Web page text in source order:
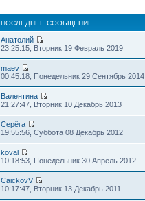
ПОСЛЕДНЕЕ СООБЩЕНИЕ
Анатолий
23:25:15, Вторник 19 Февраль 2019
maev
00:45:18, Понедельник 29 Сентябрь 2014
Валентина
21:27:47, Вторник 10 Декабрь 2013
Серёга
19:55:56, Суббота 08 Декабрь 2012
koval
10:18:53, Понедельник 30 Апрель 2012
CaickovV
10:17:47, Вторник 13 Декабрь 2011